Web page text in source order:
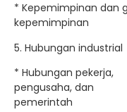
* Kepemimpinan dan
kepemimpinan
5. Hubungan industrial
* Hubungan pekerja,
pengusaha, dan
pemerintah